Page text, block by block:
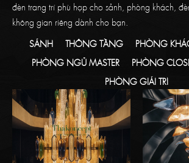
đèn trang trí phù hợp cho sảnh, phòng khách,
không gian riêng dành cho bạn.
SẢNH
THÔNG TẦNG PHÒNG
PHÒNG NGỦ MASTER
PHÒNG
PHÒNG GIẢI TRÍ